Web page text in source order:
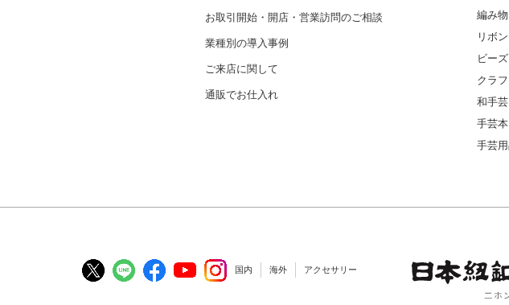
お取引開始・開店・営業訪問のご相談
業種別の導入事例
ご来店に関して
通販でお仕入れ
編み物
リボ
ビー
クラフ
和手芸
手芸本
手芸
国内 海外 アクセサリー